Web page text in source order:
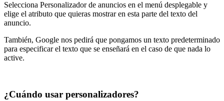
Selecciona Personalizador de anuncios en el menú desplegable y
elige el atributo que quieras mostrar en esta parte del texto del
anuncio.
También, Google nos pedirá que pongamos un texto predeterminado
para especificar el texto que se enseñará en el caso de que nada lo
active.
¿Cuándo usar personalizadores?